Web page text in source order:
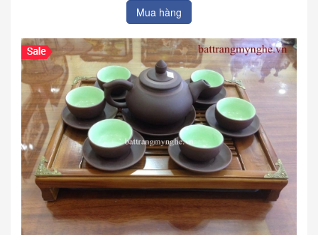
Mua hàng